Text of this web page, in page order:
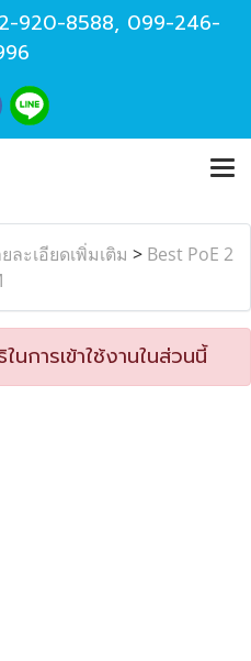
920-8588, 099-246-
ละเอียดเพิ่มเติม > Best PoE 2
การเข้าใช้งานในส่วนนี้